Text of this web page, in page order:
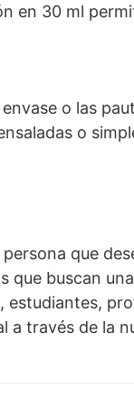
en 30 ml
o las
o
que
que buscan
a través de la